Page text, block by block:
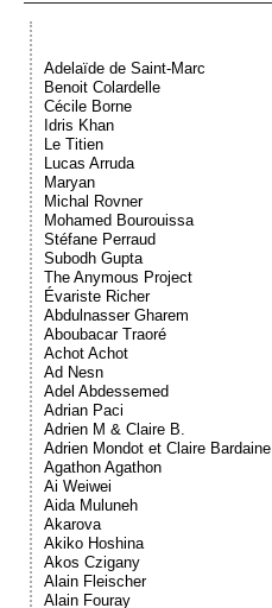
Adelaïde de Saint-Marc
Benoit Colardelle
Cécile Borne
Idris Khan
Le Titien
Lucas Arruda
Maryan
Michal Rovner
Mohamed Bourouissa
Stéfane Perraud
Subodh Gupta
The Anymous Project
Évariste Richer
Abdulnasser Gharem
Aboubacar Traoré
Achot Achot
Ad Nesn
Adel Abdessemed
Adrian Paci
Adrien M & Claire B.
Adrien Mondot et Claire Bardaine
Agathon Agathon
Ai Weiwei
Aida Muluneh
Akarova
Akiko Hoshina
Akos Czigany
Alain Fleischer
Alain Fouray